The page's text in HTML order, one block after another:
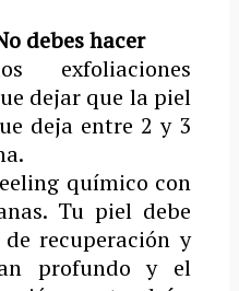
debes hacer
dejar que la piel
deja entre 2 y 3
químico con
Tu piel debe
recuperación y
profundo y el